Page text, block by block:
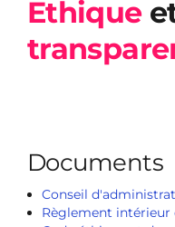
Ethique
Documents
Conseil
Règlement